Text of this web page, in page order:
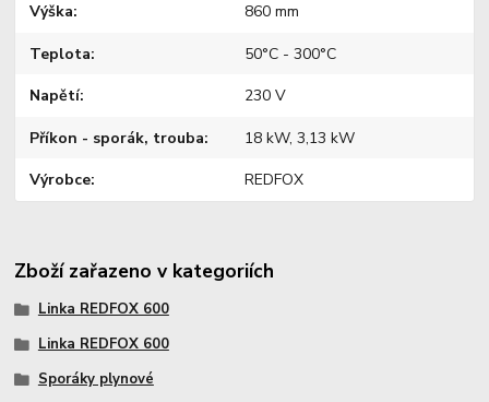
Výška 860 mm
Teplota 50°C - 300°C
Napětí 230 V
Příkon - sporák, trouba 18 kW, 3,13 kW
Výrobce REDFOX
Zboží zařazeno v kategoriích
Linka REDFOX 600
Linka REDFOX 600
Sporáky plynové